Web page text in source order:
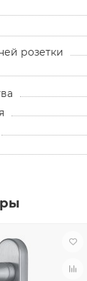
розетки